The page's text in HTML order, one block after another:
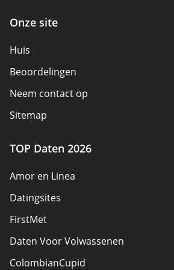
Onze site
Huis
Beoordelingen
Neem contact op
Sitemap
TOP Daten 2026
Amor en Linea
Datingsites
FirstMet
Daten Voor Volwassenen
ColombianCupid